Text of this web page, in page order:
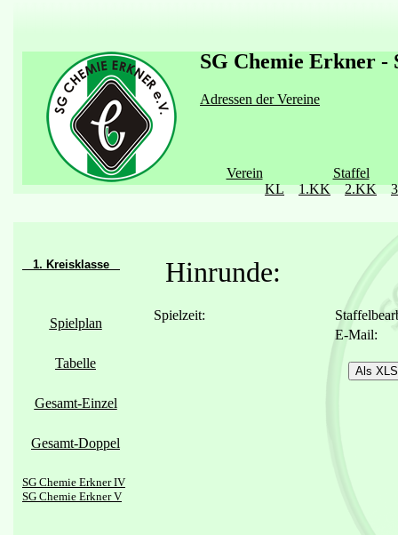
SG Chemie Erkner -
Adressen der Vereine
Verein
Staffel
KL
1.KK 2.KK
1. Kreisklasse
Spielplan
Tabelle
Gesamt-Einzel
Gesamt-Doppel
SG Chemie Erkner IV
SG Chemie Erkner V
Hinrunde:
Spielzeit:
E-Mail:
Als